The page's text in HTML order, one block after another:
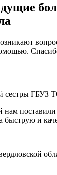
сестры
нам
быструю и